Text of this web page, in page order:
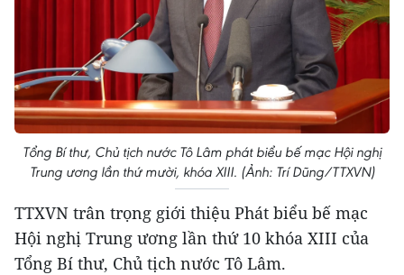
Tổng Bí thư, Chủ tịch nước Tô Lâm phát biểu bế mạc Hội nghị
Trung ương lần thứ mười, khóa XIII. (Ảnh: Trí Dũng/TTXVN)
TTXVN trân trọng giới thiệu Phát biểu bế mạc
Hội nghị Trung ương lần thứ 10 khóa XIII của
Tổng Bí thư, Chủ tịch nước Tô Lâm.